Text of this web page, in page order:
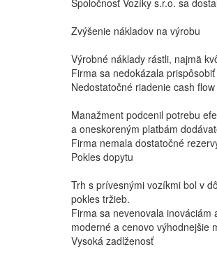
Spoločnosť Vozíky s.r.o. sa
Zvýšenie nákladov na výrobu
Výrobné náklady rástli, najmä
Firma sa nedokázala
Nedostatočné riadenie cash flow
Manažment podcenil potrebu
a oneskoreným platbám
Firma nemala dostatočné
Pokles dopytu
Trh s prívesnými vozíkmi bol v
pokles tržieb.
Firma sa nevenovala
moderné a cenovo výhodnejšie
Vysoká zadlženosť